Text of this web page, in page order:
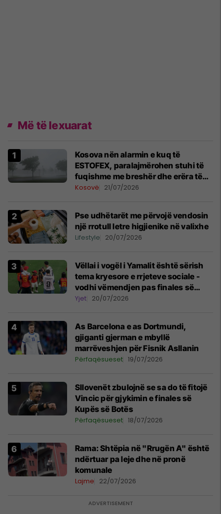
Më të lexuarat
Kosova nën alarmin e kuq të
ESTOFEX, paralajmërohen stuhi të
fuqishme me breshër dhe erëra të
forta
Kosovë 21/07/2026
Pse udhëtarët me përvojë vendosin
një rrotull letre higjienike në valixhe
Lifestyle 20/07/2026
Vëllai i vogël i Yamalit është sërish
tema kryesore e rrjeteve sociale -
vodhi vëmendjen pas finales së
Kupës së Botës
Yjet 20/07/2026
As Barcelona e as Dortmundi,
gjiganti gjerman e mbyllë
marrëveshjen për Fisnik Asllanin
Përfaqësueset 19/07/2026
Sllovenët zbulojnë se sa do të fitojë
Vincic për gjykimin e finales së
Kupës së Botës
Përfaqësueset 18/07/2026
Rama: Shtëpia në "Rrugën A" është
ndërtuar pa leje dhe në pronë
komunale
Lajme 22/07/2026